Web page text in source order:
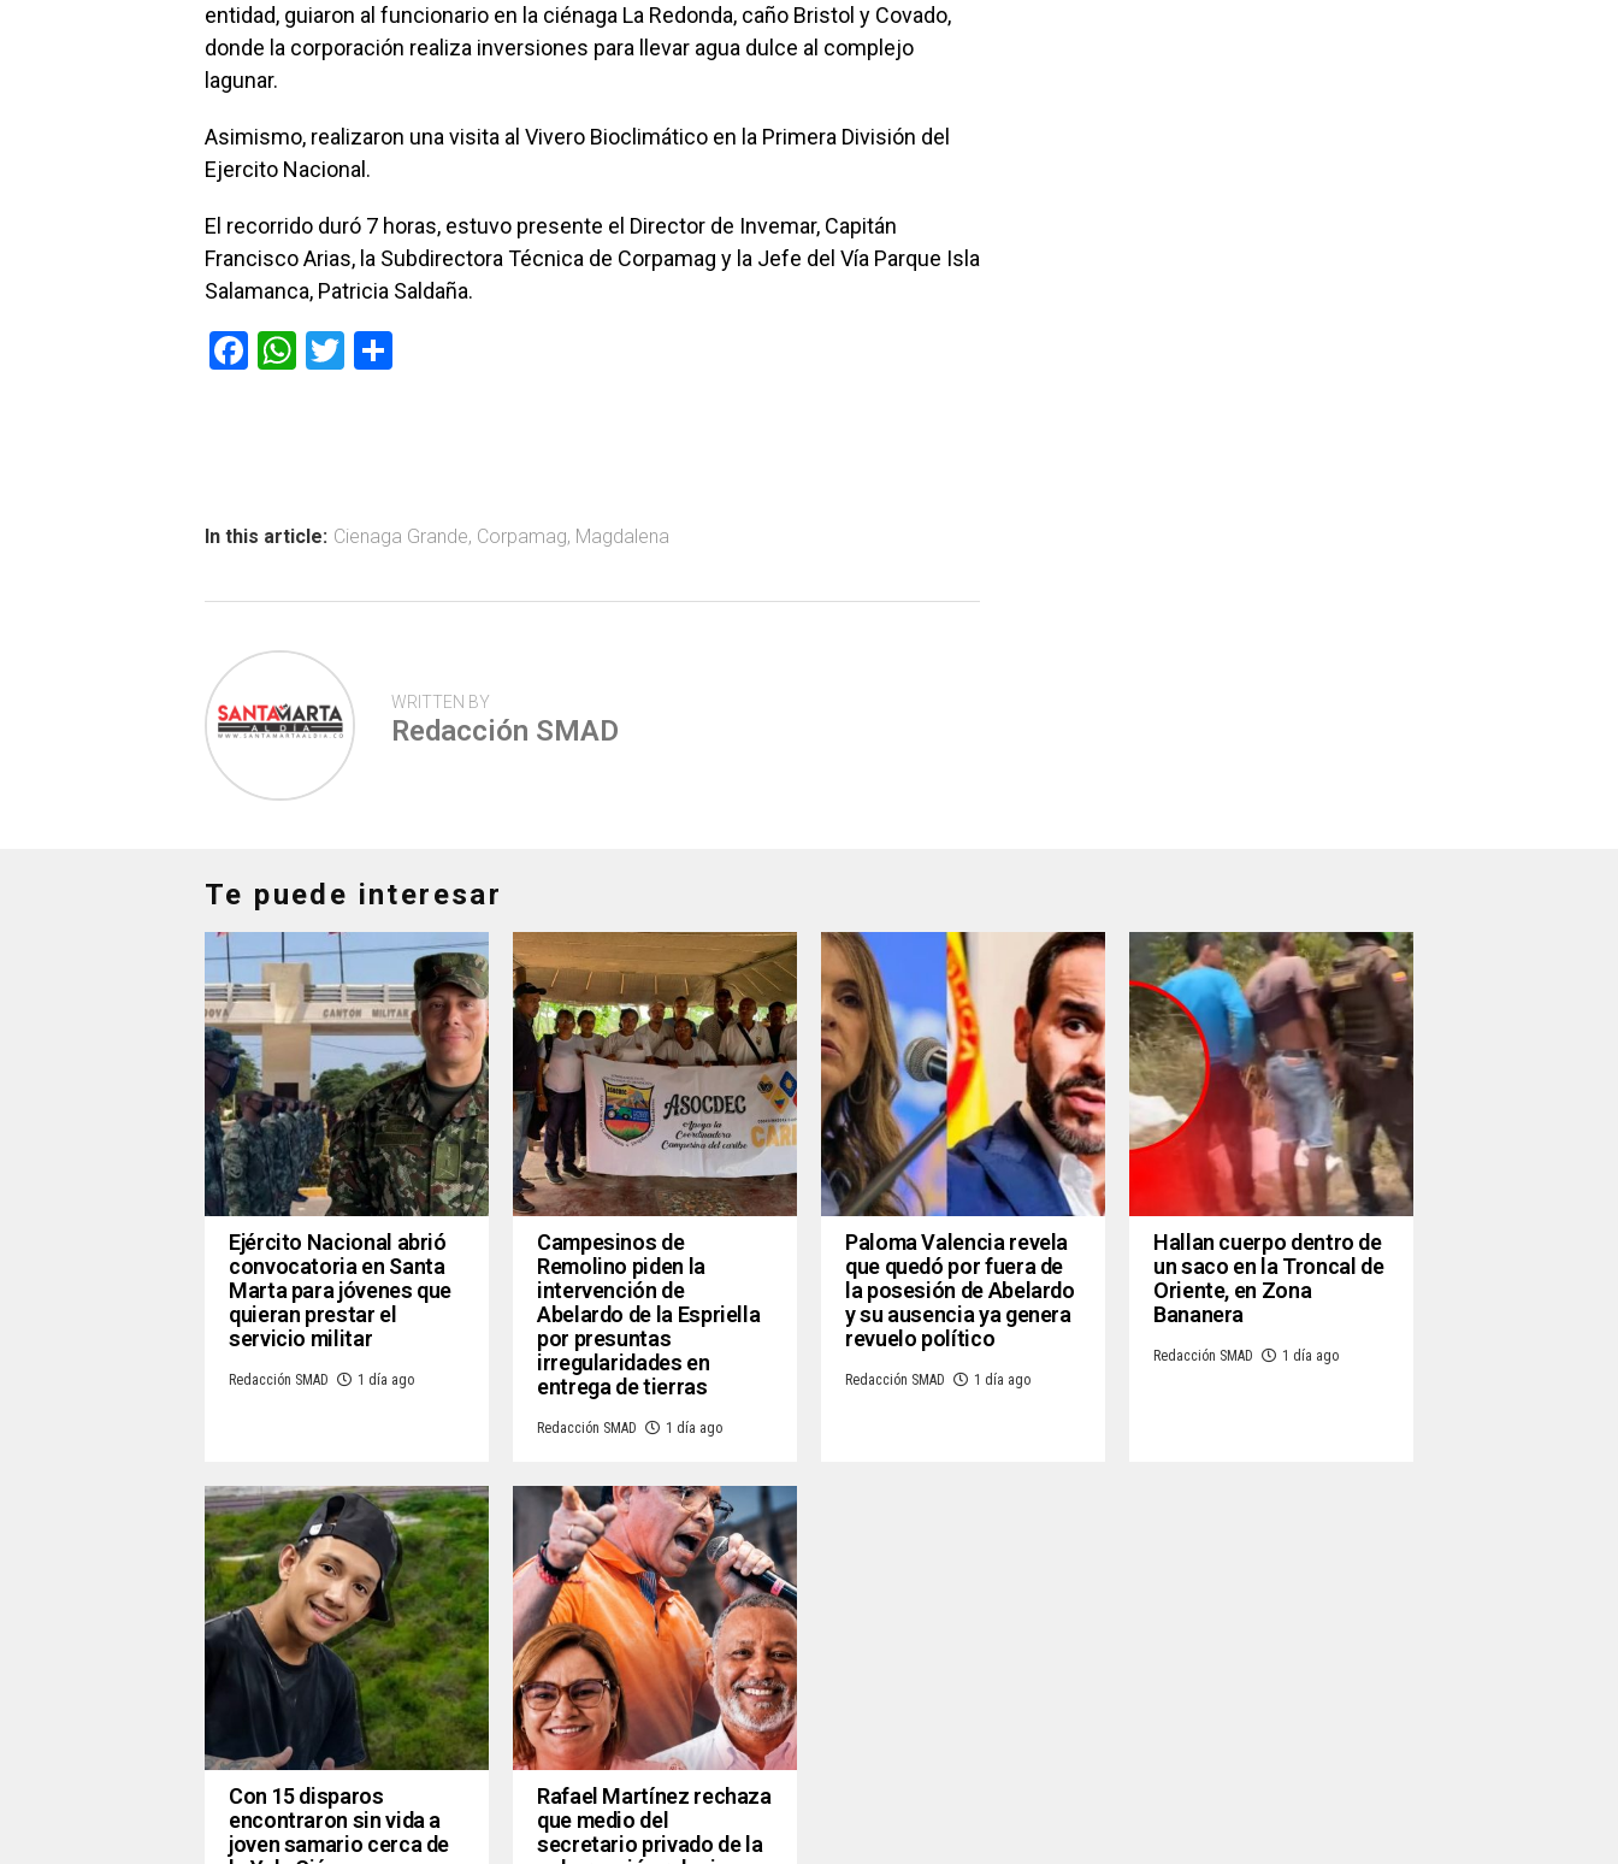
entidad, guiaron al funcionario en la ciénaga La Redonda, caño Bristol y Covado,
donde la corporación realiza inversiones para llevar agua dulce al complejo
lagunar.
Asimismo, realizaron una visita al Vivero Bioclimático en la Primera División del
Ejercito Nacional.
El recorrido duró 7 horas, estuvo presente el Director de Invemar, Capitán
Francisco Arias, la Subdirectora Técnica de Corpamag y la Jefe del Vía Parque Isla
Salamanca, Patricia Saldaña.
F
ok
W
p
T
tir
In this article: Cienaga Grande, Corpamag, Magdalena
WRITTEN BY
Redacción SMAD
Te puede interesar
Ejército Nacional abrió
convocatoria en Santa
Marta para jóvenes que
quieran prestar el
servicio militar
Redacción SMAD 1 día ago
Campesinos de
Remolino piden la
intervención de
Abelardo de la Espriella
por presuntas
irregularidades en
entrega de tierras
Redacción SMAD 1 día ago
Paloma Valencia revela
que quedó por fuera de
la posesión de Abelardo
y su ausencia ya genera
revuelo político
Redacción SMAD 1 día ago
Hallan cuerpo dentro de
un saco en la Troncal de
Oriente, en Zona
Bananera
Redacción SMAD 1 día ago
Con 15 disparos
encontraron sin vida a
joven samario cerca de
Rafael Martínez rechaza
que medio del
secretario privado de la